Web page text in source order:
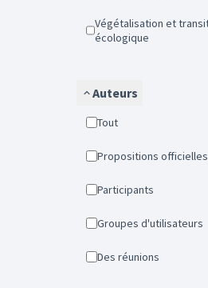
Végétalisation et transition
écologique
Auteurs
Tout
Propositions officielles
Participants
Groupes d'utilisateurs
Des réunions